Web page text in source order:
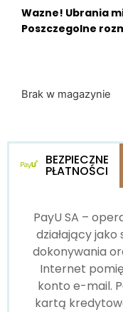
Wazne! Ubrania
Poszczegolne
Brak w magazynie
BEZPIECZNE
PŁATNOŚCI
PayU SA –
działający
dokonywania
Internet
konto e-mail.
kartą